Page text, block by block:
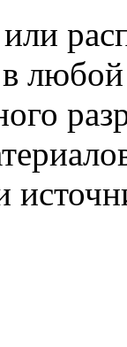
в